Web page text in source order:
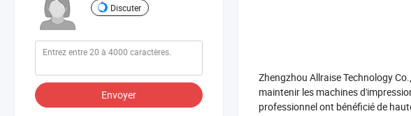
Discuter
Envoyer
Zhengzhou Allraise Technology
maintenir les machines
professionnel ont bénéficié de